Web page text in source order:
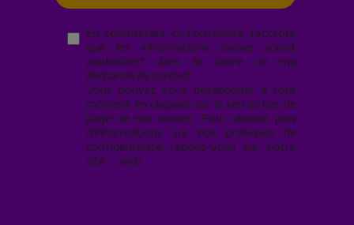
En soumettant ce formulaire, j’accepte
que les informations saisies soient
exploitées* dans le cadre de ma
demande de contact.
Vous pouvez vous désabonner à tout
moment en cliquant sur le lien en bas de
page de nos emails. Pour obtenir plus
d'informations sur nos pratiques de
confidentialité, rendez-vous sur notre
site web